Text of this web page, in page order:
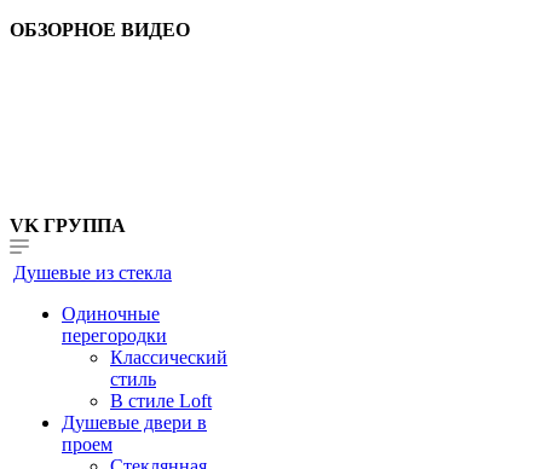
ОБЗОРНОЕ ВИДЕО
VK ГРУППА
Душевые из стекла
Одиночные
перегородки
Классический
стиль
В стиле Loft
Душевые двери в
проем